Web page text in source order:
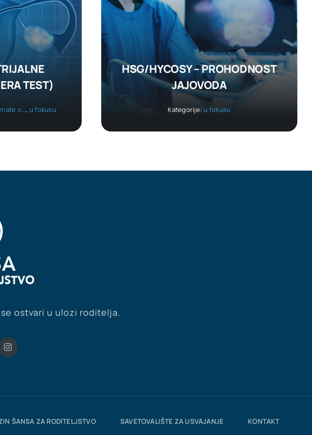
TEST)
o..., u fokusu
HSG/HYCOSY – PROHODNOST
JAJOVODA
Kategorije:u fokusu
ostvari u ulozi roditelja.
ŠANSA ZA RODITELJSTVO SAVETOVALIŠTE ZA USVAJANJE KONTAKT